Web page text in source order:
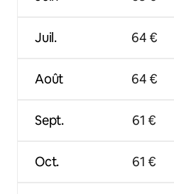
Juil.
Août
Sept.
Oct.
64 €
64 €
61 €
61 €